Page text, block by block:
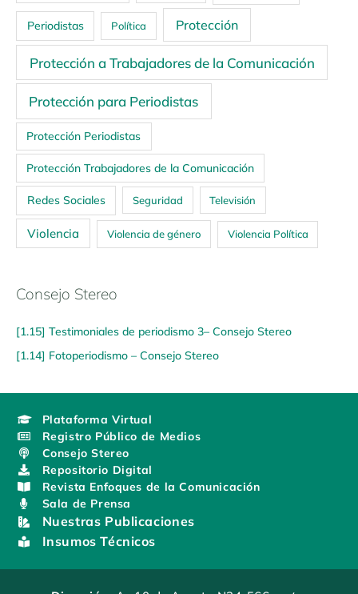
Periodistas Política Protección
Protección a Trabajadores de la Comunicación
Protección para Periodistas
Protección Periodistas
Protección Trabajadores de la Comunicación
Redes Sociales Seguridad Televisión
Violencia Violencia de género Violencia Política
Consejo Stereo
[1.15] Testimoniales de periodismo 3– Consejo Stereo
[1.14] Fotoperiodismo – Consejo Stereo
Plataforma Virtual
Registro Público de Medios
Consejo Stereo
Repositorio Digital
Revista Enfoques de la Comunicación
Sala de Prensa
Nuestras Publicaciones
Insumos Técnicos